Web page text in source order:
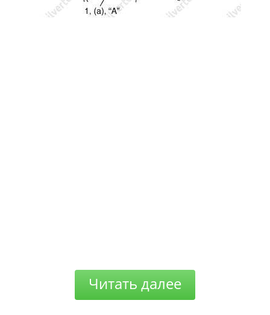
Читать далее